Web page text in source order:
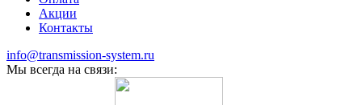
Акции
Контакты
info@transmission-system.ru
Мы всегда на связи: